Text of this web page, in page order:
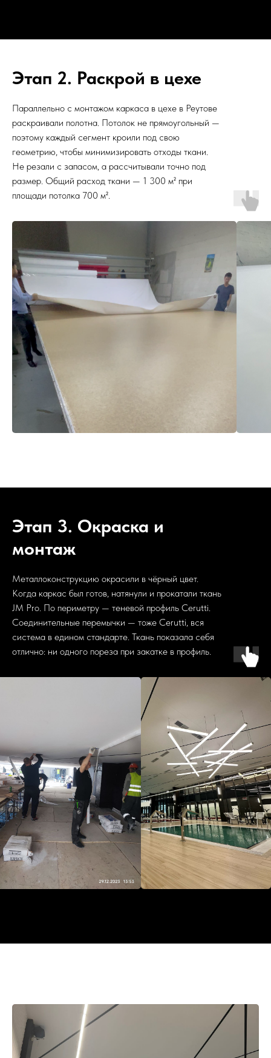
Этап 2. Раскрой в цехе
Параллельно с монтажом каркаса в цехе в Реутове
раскраивали полотна. Потолок не прямоугольный —
поэтому каждый сегмент кроили под свою
геометрию, чтобы минимизировать отходы ткани.
Не резали с запасом, а рассчитывали точно под
размер. Общий расход ткани — 1 300 м² при
площади потолка 700 м².
Этап 3. Окраска и
монтаж
Металлоконструкцию окрасили в чёрный цвет.
Когда каркас был готов, натянули и прокатали ткань
JM Pro. По периметру — теневой профиль Cerutti.
Соединительные перемычки — тоже Cerutti, вся
система в едином стандарте. Ткань показала себя
отлично: ни одного пореза при закатке в профиль.